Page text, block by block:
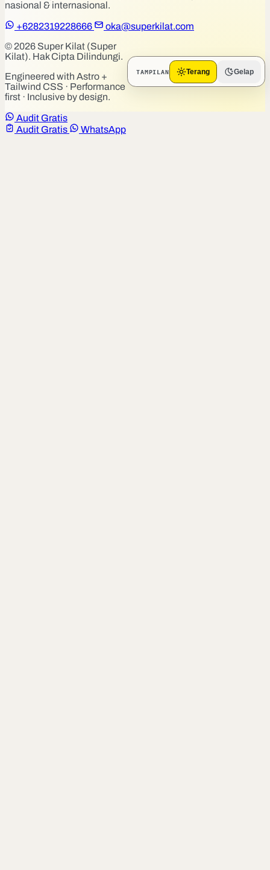
nasional & internasional.
+6282319228666
oka@superkilat.com
© 2026 Super Kilat (Super
Kilat). Hak Cipta Dilindungi.
Engineered with Astro +
Tailwind CSS · Performance
first · Inclusive by design.
TAMPILAN Terang Gelap
Audit Gratis
Audit Gratis
WhatsApp